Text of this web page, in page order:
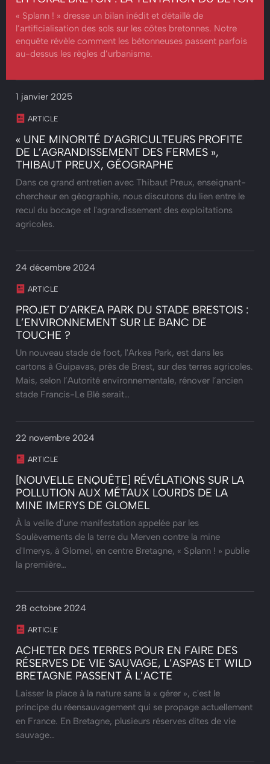
« Splann ! » dresse un bilan inédit et détaillé de
l’artificialisation des sols sur les côtes bretonnes. Notre
enquête révèle comment les bétonneuses passent parfois
au-dessus les règles d’urbanisme.
1 janvier 2025
ARTICLE
« UNE MINORITÉ D’AGRICULTEURS PROFITE
DE L’AGRANDISSEMENT DES FERMES »,
THIBAUT PREUX, GÉOGRAPHE
Dans ce grand entretien avec Thibaut Preux, enseignant-
chercheur en géographie, nous discutons du lien entre le
recul du bocage et l'agrandissement des exploitations
agricoles.
24 décembre 2024
ARTICLE
PROJET D’ARKEA PARK DU STADE BRESTOIS :
L’ENVIRONNEMENT SUR LE BANC DE
TOUCHE ?
Un nouveau stade de foot, l'Arkea Park, est dans les
cartons à Guipavas, près de Brest, sur des terres agricoles.
Mais, selon l’Autorité environnementale, rénover l’ancien
stade Francis-Le Blé serait…
22 novembre 2024
ARTICLE
[NOUVELLE ENQUÊTE] RÉVÉLATIONS SUR LA
POLLUTION AUX MÉTAUX LOURDS DE LA
MINE IMERYS DE GLOMEL
À la veille d'une manifestation appelée par les
Soulèvements de la terre du Merven contre la mine
d'Imerys, à Glomel, en centre Bretagne, « Splann ! » publie
la première…
28 octobre 2024
ARTICLE
ACHETER DES TERRES POUR EN FAIRE DES
RÉSERVES DE VIE SAUVAGE, L’ASPAS ET WILD
BRETAGNE PASSENT À L’ACTE
Laisser la place à la nature sans la « gérer », c'est le
principe du réensauvagement qui se propage actuellement
en France. En Bretagne, plusieurs réserves dites de vie
sauvage…